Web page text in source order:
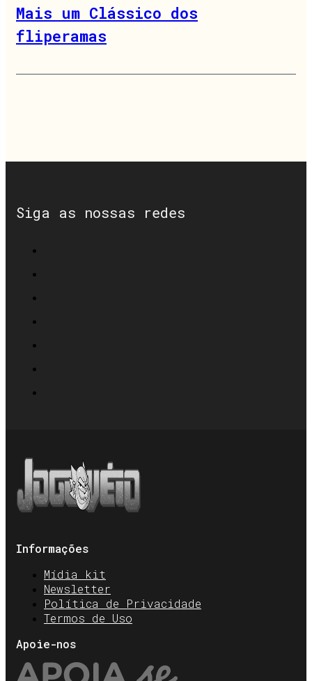
Mais um Clássico dos
fliperamas
Siga as nossas redes
Informações
Mídia kit
Newsletter
Política de Privacidade
Termos de Uso
Apoie-nos